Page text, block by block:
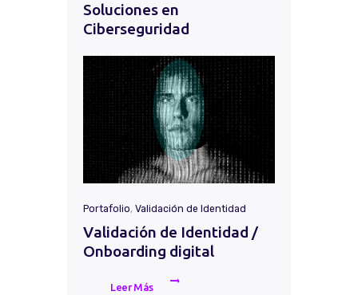
Soluciones en
Ciberseguridad
Portafolio, Validación de Identidad
Validación de Identidad /
Onboarding digital
Leer Más